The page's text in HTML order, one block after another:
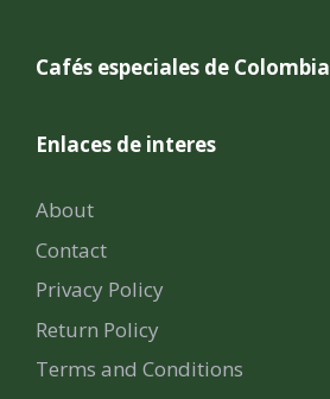
Cafés especiales de Colombia
Enlaces de interes
About
Contact
Privacy Policy
Return Policy
Terms and Conditions